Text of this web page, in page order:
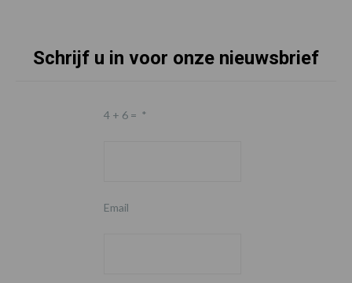
Schrijf u in voor onze nieuwsbrief
4 + 6 = *
Email